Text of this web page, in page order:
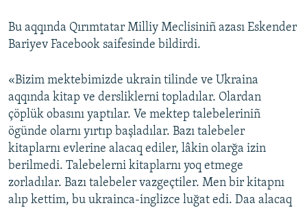
Bu aqqında Qırımtatar Milliy Meclisiniñ azası Eskender
Bariyev Facebook saifesinde bildirdi.
«Bizim mektebimizde ukrain tilinde ve Ukraina
aqqında kitap ve dersliklerni topladılar. Olardan
çöplük obasını yaptılar. Ve mektep talebeleriniñ
ögünde olarnı yırtıp başladılar. Bazı talebeler
kitaplarnı evlerine alacaq ediler, lâkin olarğa izin
berilmedi. Talebelerni kitaplarnı yoq etmege
zorladılar. Bazı talebeler vazgeçtiler. Men bir kitapnı
alıp kettim, bu ukrainca-inglizce luğat edi. Daa alacaq